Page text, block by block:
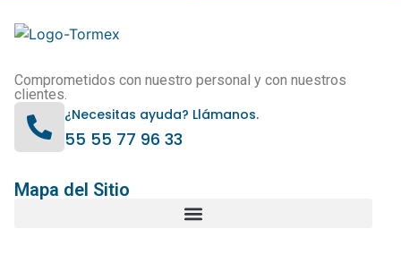
Comprometidos con nuestro personal y con nuestros
clientes.
¿Necesitas ayuda? Llámanos.
55 55 77 96 33
Mapa del Sitio